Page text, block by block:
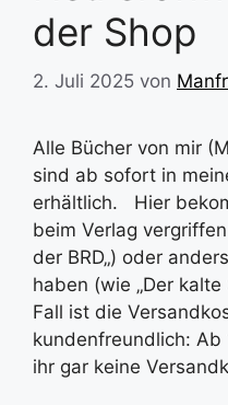
der Shop
2. Juli 2025 von
Alle Bücher von mir
sind ab sofort in
erhältlich. Hier
beim Verlag
der BRD„) oder
haben (wie „Der
Fall ist die
kundenfreundlich:
ihr gar keine